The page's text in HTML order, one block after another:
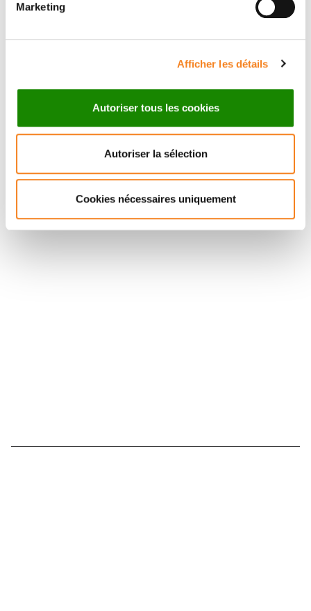
Marketing
Afficher les détails
Autoriser tous les cookies
Autoriser la sélection
Cookies nécessaires uniquement